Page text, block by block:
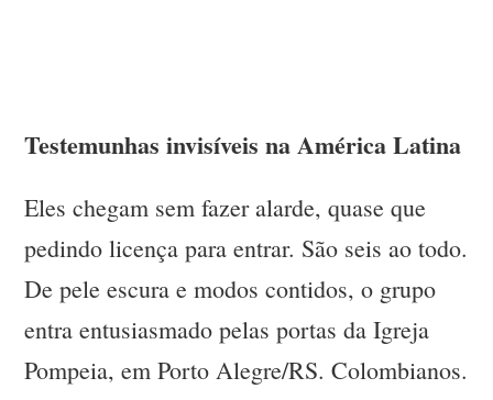
Testemunhas invisíveis na América Latina
Eles chegam sem fazer alarde, quase que
pedindo licença para entrar. São seis ao todo.
De pele escura e modos contidos, o grupo
entra entusiasmado pelas portas da Igreja
Pompeia, em Porto Alegre/RS. Colombianos.